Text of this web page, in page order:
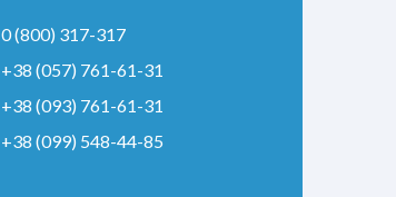
0 (800) 317-317
+38 (057) 761-61-31
+38 (093) 761-61-31
+38 (099) 548-44-85